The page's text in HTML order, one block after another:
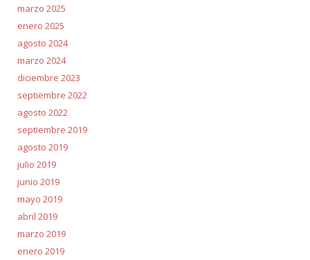
marzo 2025
enero 2025
agosto 2024
marzo 2024
diciembre 2023
septiembre 2022
agosto 2022
septiembre 2019
agosto 2019
julio 2019
junio 2019
mayo 2019
abril 2019
marzo 2019
enero 2019